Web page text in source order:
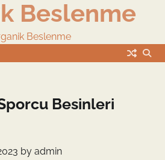
Beslenme
Beslenme
Besinleri
by admin